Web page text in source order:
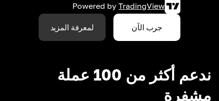
Powered by TradingView
جرب الآن لمعرفة المزيد
ندعم أكثر من 100 عملة
مشفرة